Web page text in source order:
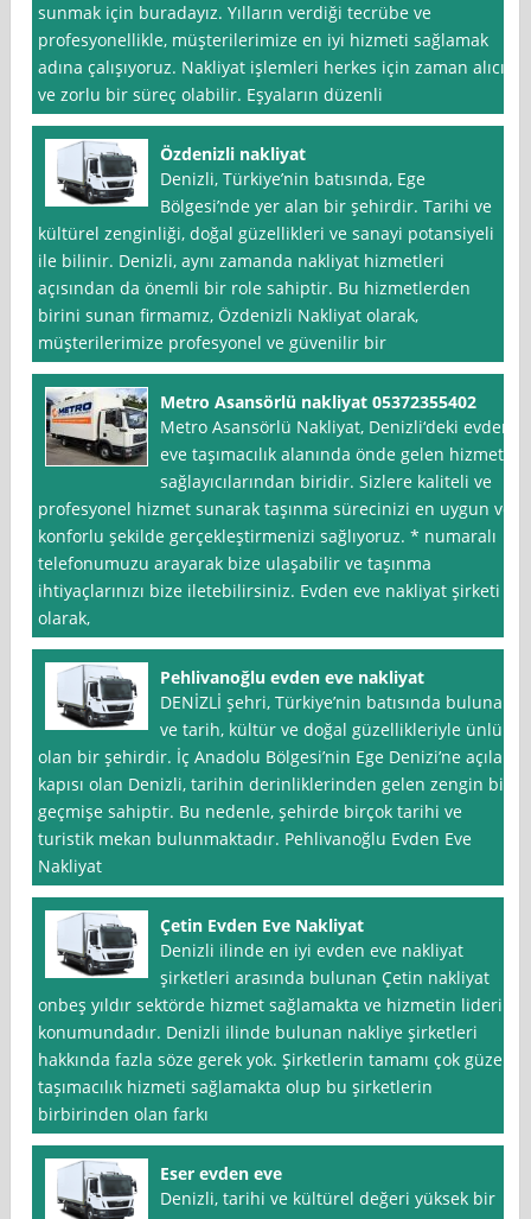
sunmak için buradayız. Yılların verdiği tecrübe ve
profesyonellikle, müşterilerimize en iyi hizmeti sağlamak
adına çalışıyoruz. Nakliyat işlemleri herkes için zaman alıcı
ve zorlu bir süreç olabilir. Eşyaların düzenli
Özdenizli nakliyat
Denizli, Türkiye’nin batısında, Ege
Bölgesi’nde yer alan bir şehirdir. Tarihi ve
kültürel zenginliği, doğal güzellikleri ve sanayi potansiyeli
ile bilinir. Denizli, aynı zamanda nakliyat hizmetleri
açısından da önemli bir role sahiptir. Bu hizmetlerden
birini sunan firmamız, Özdenizli Nakliyat olarak,
müşterilerimize profesyonel ve güvenilir bir
Metro Asansörlü nakliyat 05372355402
Metro Asansörlü Nakliyat, Denizli‘deki evden
eve taşımacılık alanında önde gelen hizmet
sağlayıcılarından biridir. Sizlere kaliteli ve
profesyonel hizmet sunarak taşınma sürecinizi en uygun ve
konforlu şekilde gerçekleştirmenizi sağlıyoruz. * numaralı
telefonumuzu arayarak bize ulaşabilir ve taşınma
ihtiyaçlarınızı bize iletebilirsiniz. Evden eve nakliyat şirketi
olarak,
Pehlivanoğlu evden eve nakliyat
DENİZLİ şehri, Türkiye’nin batısında bulunan
ve tarih, kültür ve doğal güzellikleriyle ünlü
olan bir şehirdir. İç Anadolu Bölgesi’nin Ege Denizi’ne açılan
kapısı olan Denizli, tarihin derinliklerinden gelen zengin bir
geçmişe sahiptir. Bu nedenle, şehirde birçok tarihi ve
turistik mekan bulunmaktadır. Pehlivanoğlu Evden Eve
Nakliyat
Çetin Evden Eve Nakliyat
Denizli ilinde en iyi evden eve nakliyat
şirketleri arasında bulunan Çetin nakliyat
onbeş yıldır sektörde hizmet sağlamakta ve hizmetin lideri
konumundadır. Denizli ilinde bulunan nakliye şirketleri
hakkında fazla söze gerek yok. Şirketlerin tamamı çok güzel
taşımacılık hizmeti sağlamakta olup bu şirketlerin
birbirinden olan farkı
Eser evden eve
Denizli, tarihi ve kültürel değeri yüksek bir